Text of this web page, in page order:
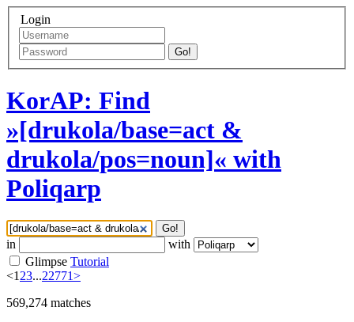
Login
Go!
KorAP: Find
»[drukola/base=act &
drukola/pos=noun]« with
Poliqarp
Go!
in
with
Glimpse Tutorial
<123...22771>
569,274 matches